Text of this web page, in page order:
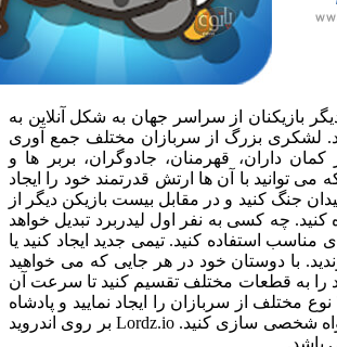
از سراسر جهان به شکل آنلاین به
بزرگ از سربازان مختلف جمع آوری
قهرمنان، جادوگران، بربر ها و
با آن ها ارتش قدرتمند خود را ایجاد
کنید و در مقابل بیست بازیکن دیگر از
کسی به نفر اول لیدربرد تبدیل خواهد
کنید. تیمی جدید ایجاد کنید یا
دوستان خود در هر جایی که می خواهید
قطعات مختلف تقسیم کنید تا سرعت آن
کند. 7 نوع مختلف از سربازان را ایجاد نمایید و پادشاه
خود را به شکل دلخواه شخصی سازی کنید. Lordz.io بر روی اندروید